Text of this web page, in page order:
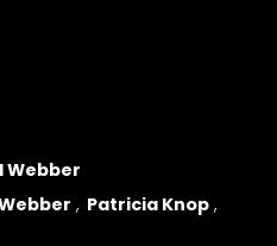
Webber
Patricia Knop